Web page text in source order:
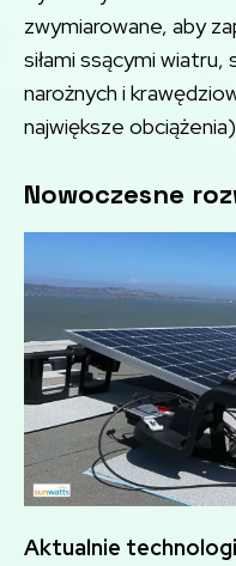
zwymiarowane, aby
siłami ssącymi
narożnych i
największe
Nowoczesne
Aktualnie